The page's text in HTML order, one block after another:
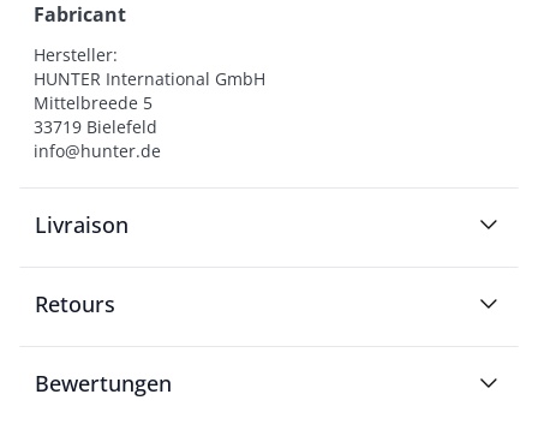
Fabricant
Hersteller:
HUNTER International GmbH
Mittelbreede 5
33719 Bielefeld
info@hunter.de
Livraison
Retours
Bewertungen